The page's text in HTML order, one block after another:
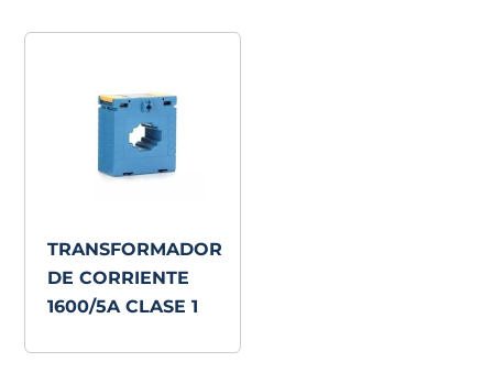
TRANSFORMADOR
DE CORRIENTE
1600/5A CLASE 1